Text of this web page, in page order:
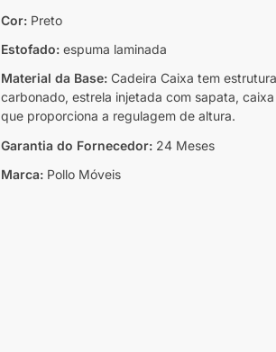
Cor:Preto
Estofado:espuma laminada
Material da Base: Cadeira Caixa tem
carbonado, estrela injetada com sapata,
que proporciona a regulagem de altura.
Garantia do Fornecedor:24 Meses
Marca:Pollo Móveis